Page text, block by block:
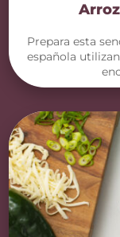
Prepara esta
española